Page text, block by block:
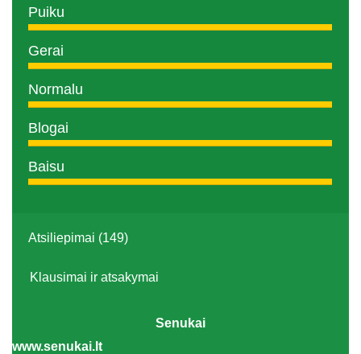
Puiku
Gerai
Normalu
Blogai
Baisu
Atsiliepimai (149)
Klausimai ir atsakymai
Senukai
www.senukai.lt